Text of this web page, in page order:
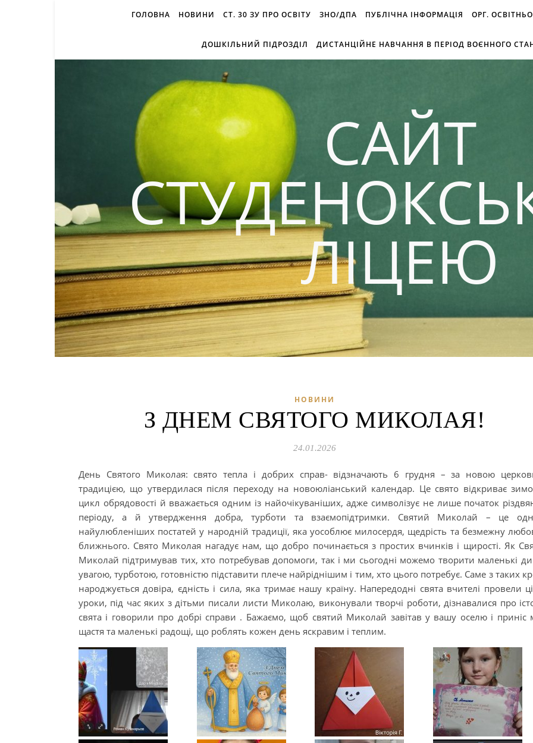
ГОЛОВНА НОВИНИ СТ. 30 ЗУ ПРО ОСВІТУ ЗНО/ДПА ПУБЛІЧНА ІНФОРМАЦІЯ ОРГ.
ДОШКІЛЬНИЙ ПІДРОЗДІЛ ДИСТАНЦІЙНЕ НАВЧАННЯ В ПЕРІОД ВОЄННОГО
САЙТ
ЛІЦЕЮ
НОВИНИ
З ДНЕМ СВЯТОГО МИКОЛАЯ!
24.01.2026
День Святого Миколая: свято тепла і добрих справ- відзначають 6 грудня – за новою
традицією, що утвердилася після переходу на новоюліанський календар. Це свято відкриває
цикл обрядовості й вважається одним із найочікуваніших, адже символізує не лише початок
періоду, а й утвердження добра, турботи та взаємопідтримки. Святий Миколай – це
найулюбленіших постатей у народній традиції, яка уособлює милосердя, щедрість та безмежну
ближнього. Свято Миколая нагадує нам, що добро починається з простих вчинків і щирості. Як
Миколай підтримував тих, хто потребував допомоги, так і ми сьогодні можемо творити маленькі
увагою, турботою, готовністю підставити плече найріднішим і тим, хто цього потребує. Саме з таких
народжується довіра, єдність і сила, яка тримає нашу країну. Напередодні свята вчителі провели
уроки, під час яких з дітьми писали листи Миколаю, виконували творчі роботи, дізнавалися про
свята і говорили про добрі справи . Бажаємо, щоб святий Миколай завітав у вашу оселю і приніс
щастя та маленькі радощі, що роблять кожен день яскравим і теплим.